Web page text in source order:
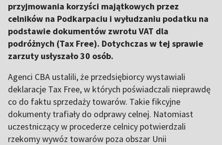
przyjmowania korzyści majątkowych przez
celników na Podkarpaciu i wyłudzaniu podatku na
podstawie dokumentów zwrotu VAT dla
podróżnych (Tax Free). Dotychczas w tej sprawie
zarzuty usłyszało 30 osób.
Agenci CBA ustalili, że przedsiębiorcy wystawiali
deklaracje Tax Free, w których poświadczali nieprawdę
co do faktu sprzedaży towarów. Takie fikcyjne
dokumenty trafiały do odprawy celnej. Natomiast
uczestniczący w procederze celnicy potwierdzali
rzekomy wywóz towarów poza obszar Unii